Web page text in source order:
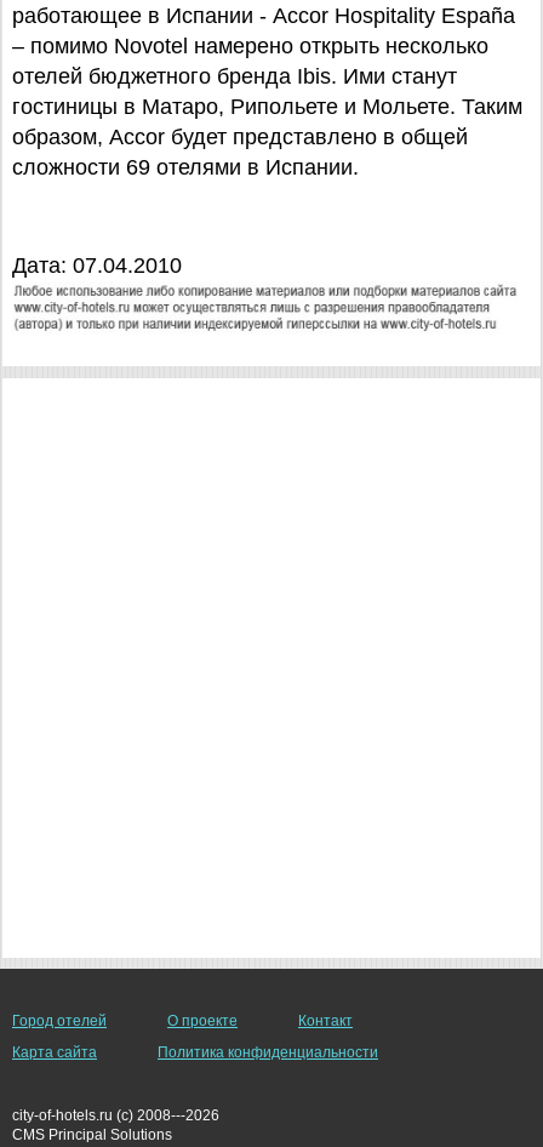
работающее в Испании - Accor Hospitality España
– помимо Novotel намерено открыть несколько
отелей бюджетного бренда Ibis. Ими станут
гостиницы в Матаро, Рипольете и Мольете. Таким
образом, Accor будет представлено в общей
сложности 69 отелями в Испании.
Дата: 07.04.2010
Город отелей О проекте
Контакт
Карта сайта
Политика конфиденциальности
city-of-hotels.ru (c) 2008---2026
СMS Principal Solutions